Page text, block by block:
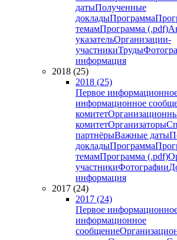
датыПолученные
докладыПрограмма
темамПрограмма (.pdf)
указательОрганизации-
участникиТруды
информация
2018 (25)
2018 (25)
Первое
информационное
комитет
комитетОрганизаторы
партнёрыВажные даты
докладыПрограмма
темамПрограмма (.pdf)
участникиФотографии
информация
2017 (24)
2017 (24)
Первое
информационное
сообщение